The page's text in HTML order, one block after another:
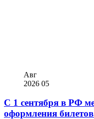
Авг
2026 05
С 1 сентября в РФ
оформления